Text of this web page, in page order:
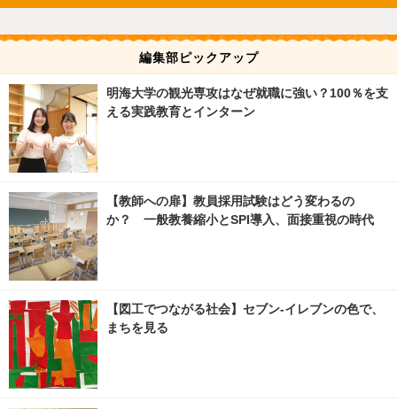
編集部ピックアップ
明海大学の観光専攻はなぜ就職に強い？100％を支
える実践教育とインターン
【教師への扉】教員採用試験はどう変わるの
か？ 一般教養縮小とSPI導入、面接重視の時代
【図工でつながる社会】セブン‐イレブンの色で、
まちを見る